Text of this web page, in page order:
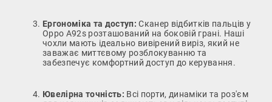
Ергономіка та доступ: Сканер відбитків пальців у
Oppo A92s розташований на боковій грані. Наші
чохли мають ідеально вивірений виріз, який не
заважає миттєвому розблокуванню та
забезпечує комфортний доступ до керування.
Ювелірна точність: Всі порти, динаміки та роз'єм